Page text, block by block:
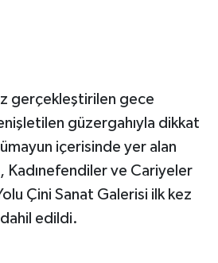
gerçekleştirilen gece
güzergahıyla dikkat
içerisinde yer alan
Kadınefendiler ve Cariyeler
Çini Sanat Galerisi ilk kez
edildi.
Sahiplendirme